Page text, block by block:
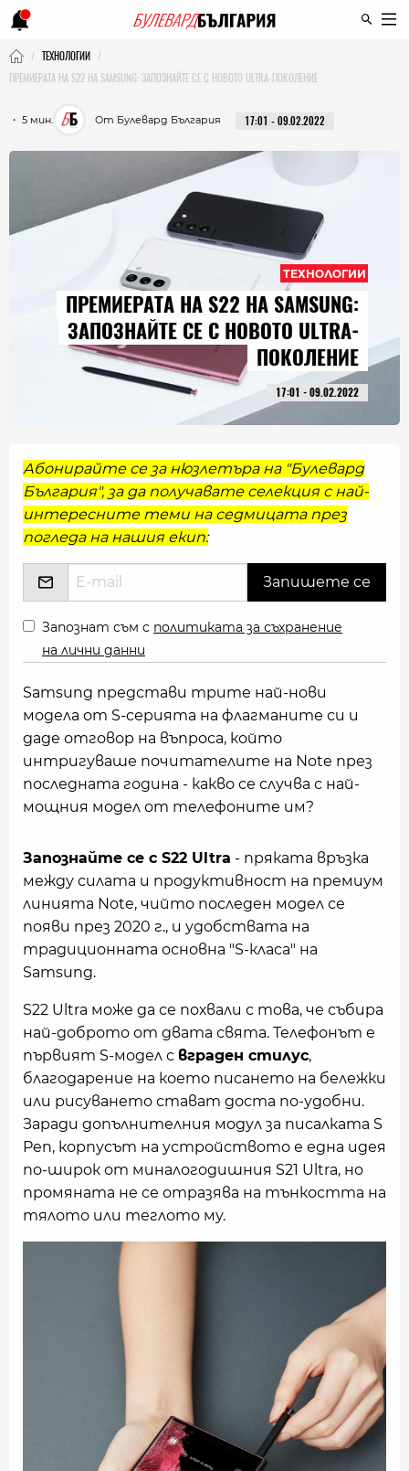
ТЕХНОЛОГИИ
ПРЕМИЕРАТА НА S22 НА SAMSUNG: ЗАПОЗНАЙТЕ СЕ С НОВОТО ULTRA-ПОКОЛЕНИЕ
・ 5 мин. От Булевард България 17:01 - 09.02.2022
ТЕХНОЛОГИИ
ПРЕМИЕРАТА НА S22 НА SAMSUNG:
ЗАПОЗНАЙТЕ СЕ С НОВОТО ULTRA-
ПОКОЛЕНИЕ
17:01 - 09.02.2022
Абонирайте се за нюзлетъра на "Булевард
България", за да получавате селекция с най-
интересните теми на седмицата през
погледа на нашия екип:
Запознат съм с политиката за съхранение
на лични данни
Samsung представи трите най-нови
модела от S-серията на флагманите си и
даде отговор на въпроса, който
интригуваше почитателите на Note през
последната година - какво се случва с най-
мощния модел от телефоните им?
Запознайте се с S22 Ultra - пряката връзка
между силата и продуктивност на премиум
линията Note, чийто последен модел се
появи през 2020 г., и удобствата на
традиционната основна "S-класа" на
Samsung.
S22 Ultra може да се похвали с това, че събира
най-доброто от двата свята. Телефонът е
първият S-модел с вграден стилус,
благодарение на което писането на бележки
или рисуването стават доста по-удобни.
Заради допълнителния модул за писалката S
Pen, корпусът на устройството е една идея
по-широк от миналогодишния S21 Ultra, но
промяната не се отразява на тънкостта на
тялото или теглото му.